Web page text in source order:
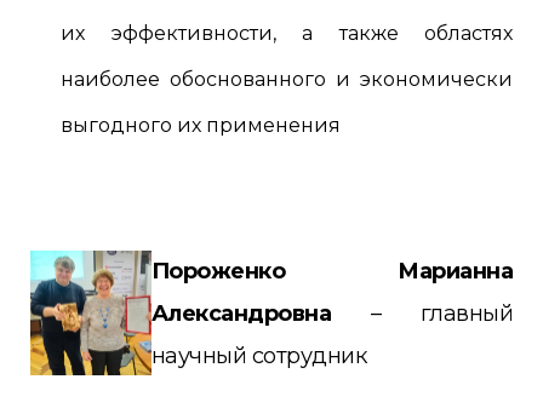
их эффективности, а также областях
наиболее обоснованного и экономически
выгодного их применения
Пороженко Марианна
Александровна – главный
научный сотрудник